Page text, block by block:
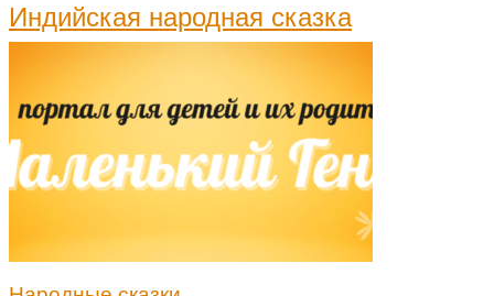
Индийская народная сказка